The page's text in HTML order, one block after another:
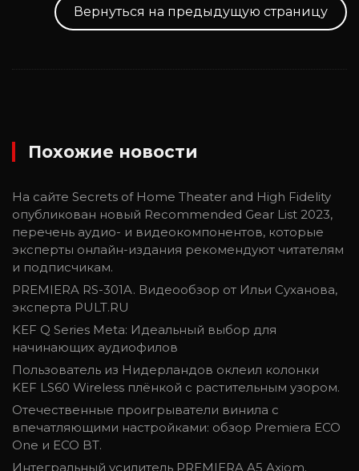
Вернуться на предыдущую страницу
Похожие новости
На сайте Secrets of Home Theater and High Fidelity
опубликован новый Recommended Gear List 2023,
перечень аудио- и видеокомпонентов, которые
эксперты онлайн-издания рекомендуют читателям
и подписчикам.
PREMIERA RS-301A. Видеообзор от Ильи Суханова,
эксперта PULT.RU
KEF Q Series Meta: Идеальный выбор для
начинающих аудиофилов
Пользователь из Нидерландов оклеил колонки
KEF LS60 Wireless плёнкой с растительным узором.
Отечественные проигрыватели винила с
впечатляющими настройками: обзор Premiera ECO
One и ECO BT.
Интегральный усилитель PREMIERA A5 Axiom.